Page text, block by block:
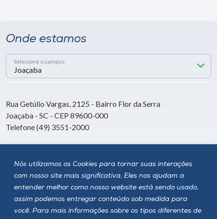
Nós utilizamos os Cookies para tornar suas interações
com nosso site mais significativa. Eles nos ajudam a
entender melhor como nosso website está sendo usado,
assim podemos entregar conteúdo sob medida para
você. Para mais informações sobre os tipos diferentes de
Onde estamos
Selecione o campus
Rua Getúlio Vargas, 2125 - Bairro Flor da Serra
Joaçaba - SC - CEP 89600-000
Telefone (49) 3551-2000
Siga a Unoesc